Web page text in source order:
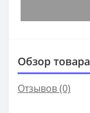
Обзор товара
Отзывов (0)